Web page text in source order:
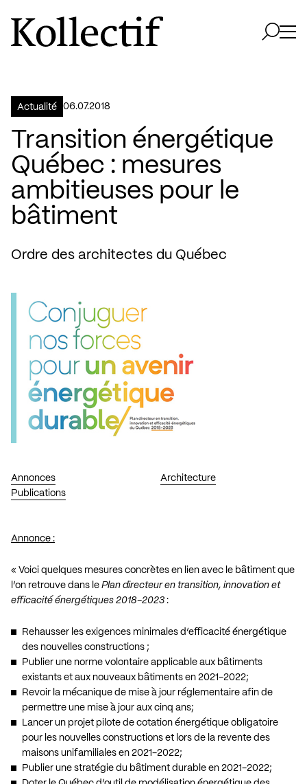
Aller à la page d'accueil
Logo Kollectif
Actualité 06.07.2018
Transition énergétique
Québec : mesures
ambitieuses pour le
bâtiment
Ordre des architectes du Québec
Annonces
Publications
Architecture
Annonce :
« Voici quelques mesures concrètes en lien avec le bâtiment que
l’on retrouve dans le Plan directeur en transition, innovation et
efficacité énergétiques 2018-2023 :
Rehausser les exigences minimales d’efficacité énergétique
des nouvelles constructions ;
Publier une norme volontaire applicable aux bâtiments
existants et aux nouveaux bâtiments en 2021-2022;
Revoir la mécanique de mise à jour réglementaire afin de
permettre une mise à jour aux cinq ans;
Lancer un projet pilote de cotation énergétique obligatoire
pour les nouvelles constructions et lors de la revente des
maisons unifamiliales en 2021-2022;
Publier une stratégie du bâtiment durable en 2021-2022;